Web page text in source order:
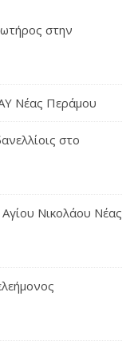
στην
Νέας Περάμου
στο
Νικολάου Νέας